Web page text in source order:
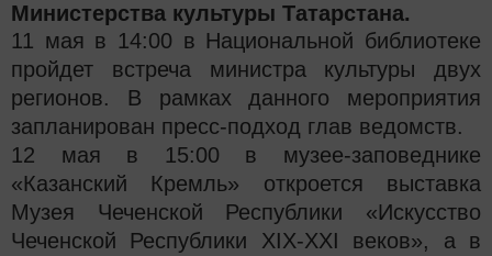
Министерства культуры Татарстана.
11 мая в 14:00 в Национальной библиотеке
пройдет встреча министра культуры двух
регионов. В рамках данного мероприятия
запланирован пресс-подход глав ведомств.
12 мая в 15:00 в музее-заповеднике
«Казанский Кремль» откроется выставка
Музея Чеченской Республики «Искусство
Чеченской Республики ХIХ-ХХI веков», а в